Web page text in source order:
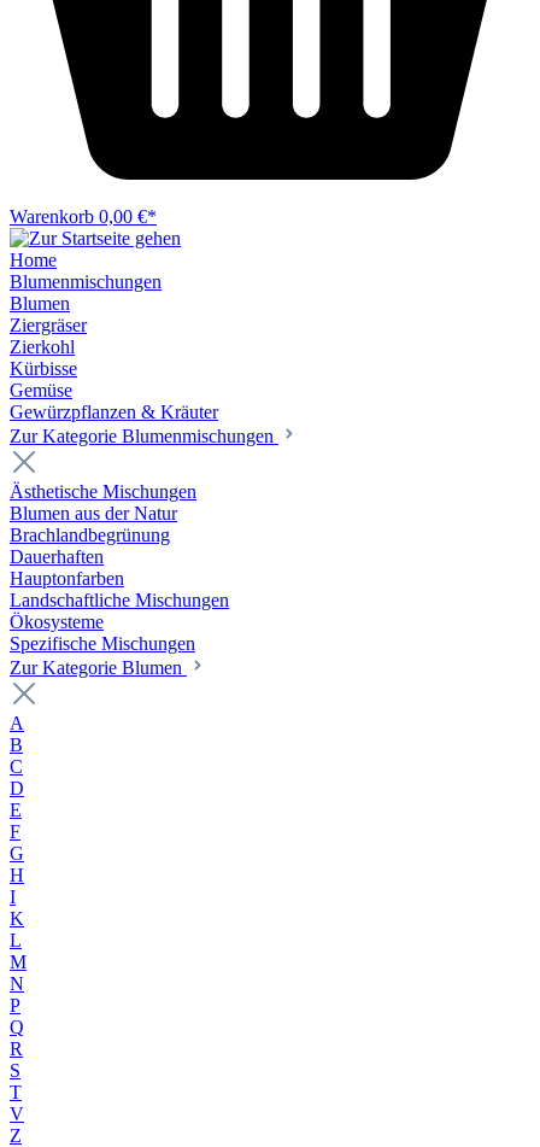
Warenkorb 0,00 €*
Home
Blumenmischungen
Blumen
Ziergräser
Zierkohl
Kürbisse
Gemüse
Gewürzpflanzen & Kräuter
Zur Kategorie Blumenmischungen
Ästhetische Mischungen
Blumen aus der Natur
Brachlandbegrünung
Dauerhaften
Hauptonfarben
Landschaftliche Mischungen
Ökosysteme
Spezifische Mischungen
Zur Kategorie Blumen
A
B
C
D
E
F
G
H
I
K
L
M
N
P
Q
R
S
T
V
Z